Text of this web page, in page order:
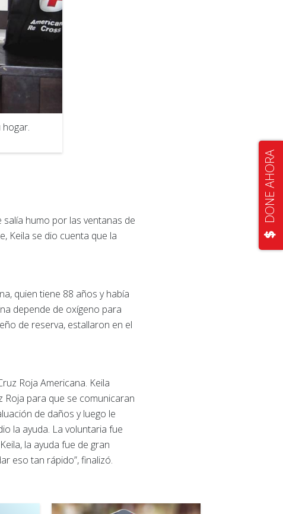
DONE AHORA
humo por las ventanas de
Keila se dio cuenta que la
quien tiene 88 años y había
depende de oxígeno para
de reserva, estallaron en el
Roja Americana. Keila
para que se comunicaran
de daños y luego le
la ayuda. La voluntaria fue
la ayuda fue de gran
eso tan rápido”, finalizó.